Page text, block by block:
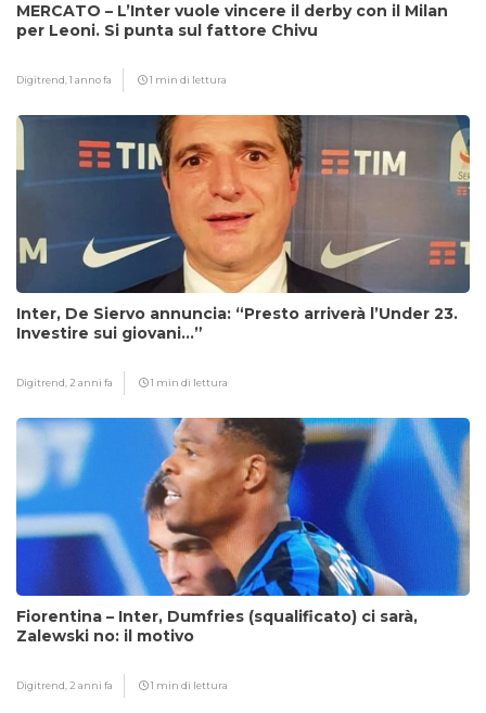
MERCATO – L’Inter vuole vincere il derby con il Milan
per Leoni. Si punta sul fattore Chivu
Digitrend,1 anno fa 1 min di lettura
Inter, De Siervo annuncia: “Presto arriverà l’Under 23.
Investire sui giovani…”
Digitrend, 2 anni fa 1 min di lettura
Fiorentina – Inter, Dumfries (squalificato) ci sarà,
Zalewski no: il motivo
Digitrend, 2 anni fa 1 min di lettura